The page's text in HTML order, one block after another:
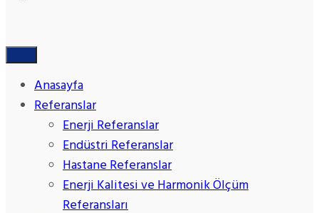
Anasayfa
Referanslar
Enerji Referanslar
Endüstri Referanslar
Hastane Referanslar
Enerji Kalitesi ve Harmonik Ölçüm
Referansları